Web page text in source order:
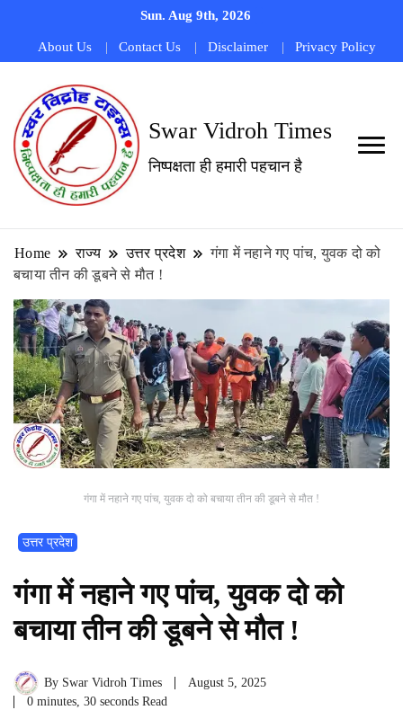
Sun. Aug 9th, 2026
About Us Contact Us Disclaimer Privacy Policy
Swar Vidroh Times
निष्पक्षता ही हमारी पहचान है
Home राज्य उत्तर प्रदेश
गंगा में नहाने गए पांच, युवक दो को
बचाया तीन की डूबने से मौत !
गंगा में नहाने गए पांच, युवक दो को बचाया तीन की डूबने से मौत !
उत्तर प्रदेश
गंगा में नहाने गए पांच, युवक दो को
बचाया तीन की डूबने से मौत !
By Swar Vidroh Times
August 5, 2025
0 minutes, 30 seconds Read